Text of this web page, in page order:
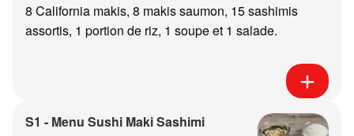
8 California makis, 8 makis saumon, 15 sashimis
assortis, 1 portion de riz, 1 soupe et 1 salade.
S1 - Menu Sushi Maki Sashimi